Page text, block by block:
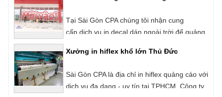
Sài Gòn CPA là địa chỉ in hiflex quảng cáo với
chúng tôi chuyên in hiflex với vật liệu đa
cho nhu cầu sử dụng khác nhau của người
dùng như: In băng rôn, banner, bảng hiệu,